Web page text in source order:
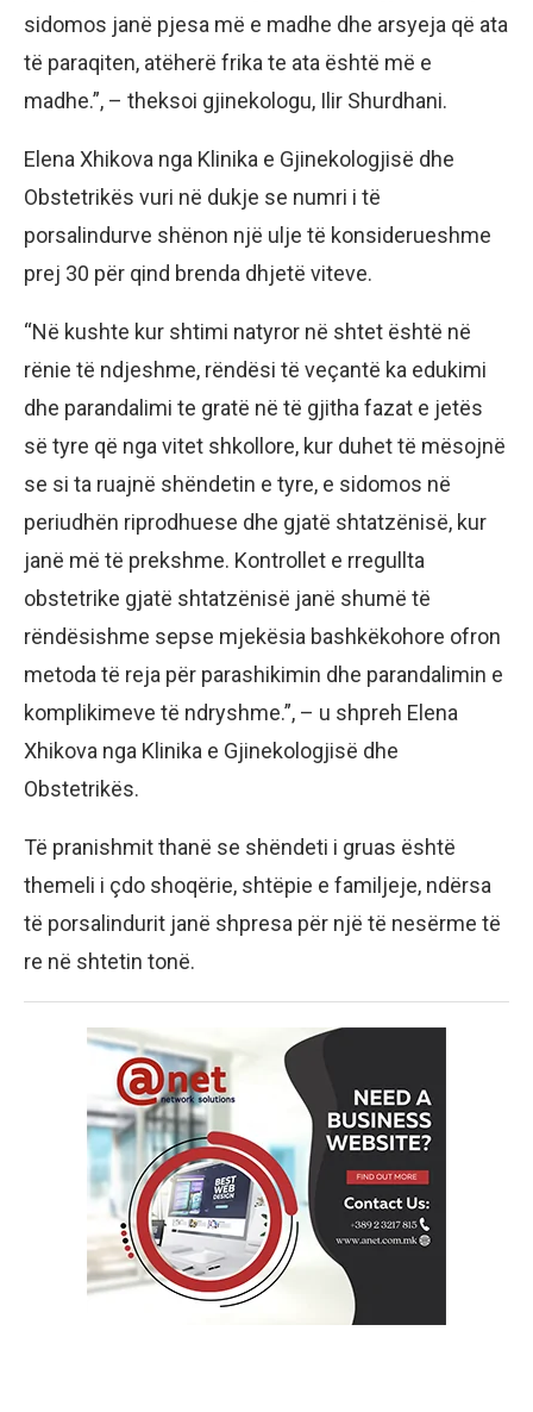
sidomos janë pjesa më e madhe dhe arsyeja që ata
të paraqiten, atëherë frika te ata është më e
madhe.”, – theksoi gjinekologu, Ilir Shurdhani.
Elena Xhikova nga Klinika e Gjinekologjisë dhe
Obstetrikës vuri në dukje se numri i të
porsalindurve shënon një ulje të konsiderueshme
prej 30 për qind brenda dhjetë viteve.
“Në kushte kur shtimi natyror në shtet është në
rënie të ndjeshme, rëndësi të veçantë ka edukimi
dhe parandalimi te gratë në të gjitha fazat e jetës
së tyre që nga vitet shkollore, kur duhet të mësojnë
se si ta ruajnë shëndetin e tyre, e sidomos në
periudhën riprodhuese dhe gjatë shtatzënisë, kur
janë më të prekshme. Kontrollet e rregullta
obstetrike gjatë shtatzënisë janë shumë të
rëndësishme sepse mjekësia bashkëkohore ofron
metoda të reja për parashikimin dhe parandalimin e
komplikimeve të ndryshme.”, – u shpreh Elena
Xhikova nga Klinika e Gjinekologjisë dhe
Obstetrikës.
Të pranishmit thanë se shëndeti i gruas është
themeli i çdo shoqërie, shtëpie e familjeje, ndërsa
të porsalindurit janë shpresa për një të nesërme të
re në shtetin tonë.